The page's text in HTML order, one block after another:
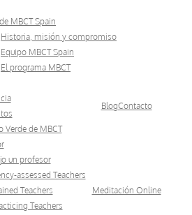
MBCT Spain
Historia, misión y compromiso
Equipo MBCT Spain
El programa MBCT
Verde de MBCT
BlogContacto
un profesor
assessed Teachers
Teachers
Teachers
Meditación Online